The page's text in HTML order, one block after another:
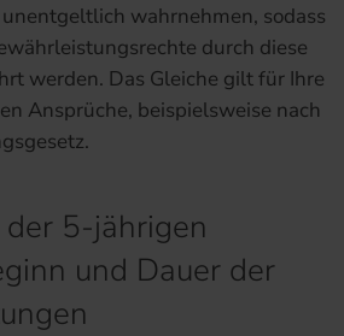
wahrnehmen, sodass
durch diese
werden. Das Gleiche gilt für Ihre
Ansprüche, beispielsweise nach
5-jährigen
und Dauer der